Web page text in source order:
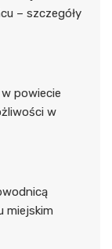
– szczegóły
powiecie
w
miejskim